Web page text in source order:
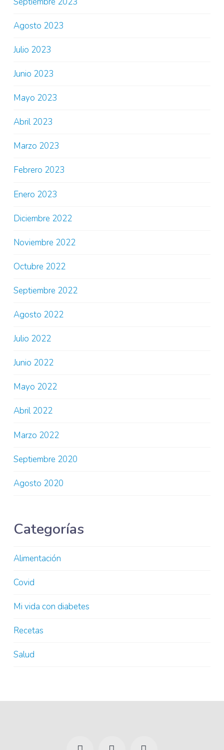
Agosto 2023
Julio 2023
Junio 2023
Mayo 2023
Abril 2023
Marzo 2023
Febrero 2023
Enero 2023
Diciembre 2022
Noviembre 2022
Octubre 2022
Septiembre 2022
Agosto 2022
Julio 2022
Junio 2022
Mayo 2022
Abril 2022
Marzo 2022
Septiembre 2020
Agosto 2020
Categorías
Alimentación
Covid
Mi vida con diabetes
Recetas
Salud